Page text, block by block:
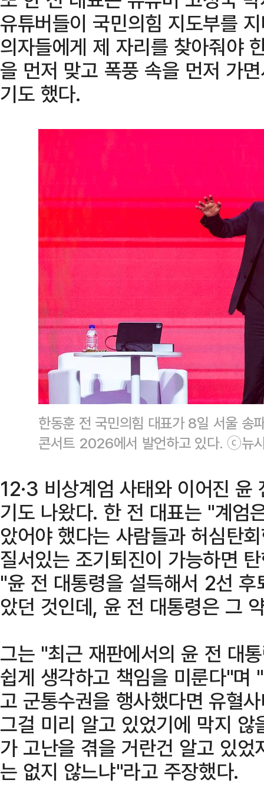
유튜버들이 국민의힘 지도부를
의자들에게 제 자리를 찾아줘야
을 먼저 맞고 폭풍 속을 먼저 가
기도 했다.
한동훈 전 국민의힘 대표가 8일 서울 송
콘서트 2026에서 발언하고 있다. ⓒ뉴
12·3 비상계엄 사태와 이어진
기도 나왔다. 한 전 대표는 "계엄
았어야 했다는 사람들과 허심탄
질서있는 조기퇴진이 가능하면
"윤 전 대통령을 설득해서 2선
았던 것인데, 윤 전 대통령은 그
그는 "최근 재판에서의 윤 전 대
쉽게 생각하고 책임을 미룬다"며
고 군통수권을 행사했다면 유혈
그걸 미리 알고 있었기에 막지
가 고난을 겪을 거란건 알고 있
는 없지 않느냐"라고 주장했다.